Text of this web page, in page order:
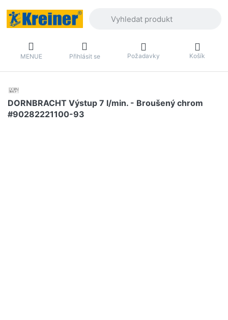
MENUE Přihlásit se Požadavky Košík
DORNBRACHT Výstup 7 l/min. - Broušený chrom
#90282221100-93